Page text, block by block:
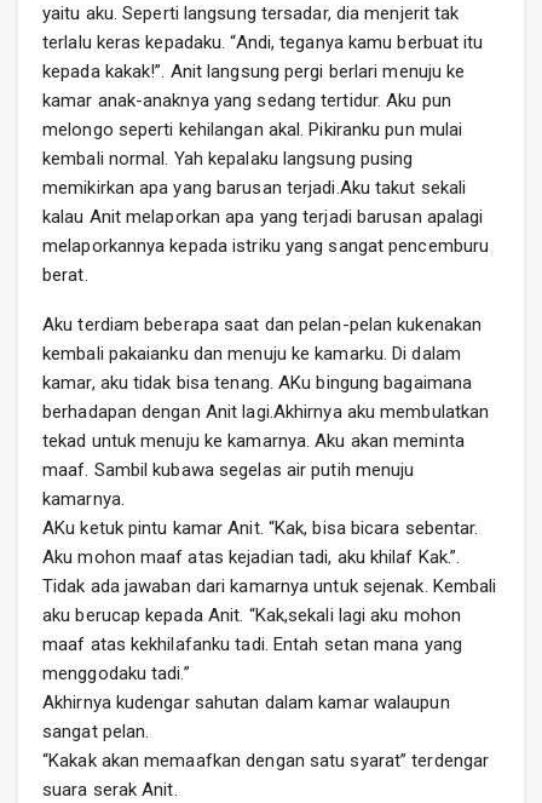
yaitu aku. Seperti langsung tersadar, dia menjerit tak
terlalu keras kepadaku. “Andi, teganya kamu berbuat itu
kepada kakak!”. Anit langsung pergi berlari menuju ke
kamar anak-anaknya yang sedang tertidur. Aku pun
melongo seperti kehilangan akal. Pikiranku pun mulai
kembali normal. Yah kepalaku langsung pusing
memikirkan apa yang barusan terjadi.Aku takut sekali
kalau Anit melaporkan apa yang terjadi barusan apalagi
melaporkannya kepada istriku yang sangat pencemburu
berat.
Aku terdiam beberapa saat dan pelan-pelan kukenakan
kembali pakaianku dan menuju ke kamarku. Di dalam
kamar, aku tidak bisa tenang. AKu bingung bagaimana
berhadapan dengan Anit lagi.Akhirnya aku membulatkan
tekad untuk menuju ke kamarnya. Aku akan meminta
maaf. Sambil kubawa segelas air putih menuju
kamarnya.
AKu ketuk pintu kamar Anit. “Kak, bisa bicara sebentar.
Aku mohon maaf atas kejadian tadi, aku khilaf Kak.”.
Tidak ada jawaban dari kamarnya untuk sejenak. Kembali
aku berucap kepada Anit. “Kak,sekali lagi aku mohon
maaf atas kekhilafanku tadi. Entah setan mana yang
menggodaku tadi.”
Akhirnya kudengar sahutan dalam kamar walaupun
sangat pelan.
“Kakak akan memaafkan dengan satu syarat” terdengar
suara serak Anit.